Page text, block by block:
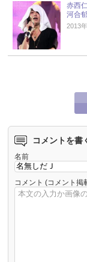
赤西
河合
2013
コメントを書
名前
コメント (コメント掲